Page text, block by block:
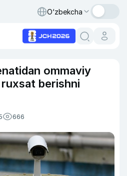
O‘zbekcha
ommaviy
berishni
666